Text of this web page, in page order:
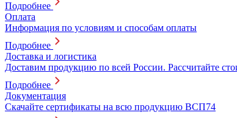
Подробнее
Оплата
Информация по условиям и способам оплаты
Подробнее
Доставка и логистика
Доставим продукцию по всей России. Рассчитайте
Подробнее
Документация
Скачайте сертификаты на всю продукцию ВСП74